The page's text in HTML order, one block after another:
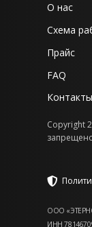
О нас
Схема
Прайс
FAQ
Контакты
Copyright
ООО
ИНН